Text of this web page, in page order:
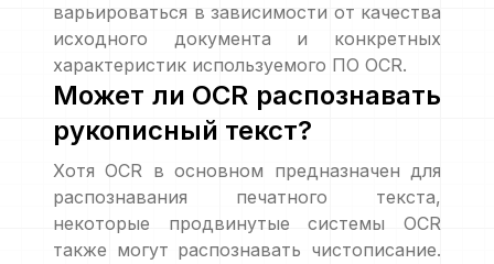
варьироваться в зависимости от качества
исходного документа и конкретных
характеристик используемого ПО OCR.
Может ли OCR распознавать
рукописный текст?
Хотя OCR в основном предназначен для
распознавания печатного текста,
некоторые продвинутые системы OCR
также могут распознавать чистописание.